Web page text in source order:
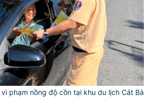
phạm nồng độ cồn tại khu du lịch Cát Bà
TƯ CÁCH
CÔNG AN CÁCH MỆNH LÀ:
phải
KIỆM, LIÊM, CHÍNH
phải
THÂN ÁI GIÚP ĐỠ